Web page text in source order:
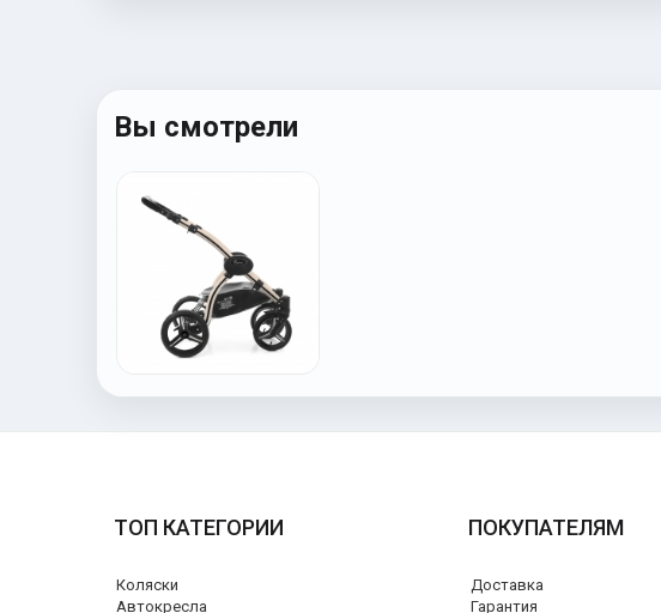
Вы смотрели
ТОП КАТЕГОРИИ
Коляски
Автокресла
ПОКУПАТЕЛЯМ
Доставка
Гарантия